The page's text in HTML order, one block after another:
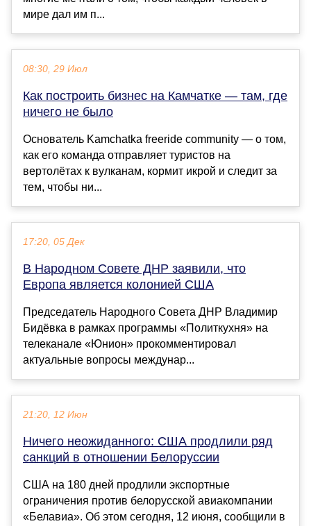
мире дал им п...
08:30, 29 Июл
Как построить бизнес на Камчатке — там, где
ничего не было
Основатель Kamchatka freeride community — о том,
как его команда отправляет туристов на
вертолётах к вулканам, кормит икрой и следит за
тем, чтобы ни...
17:20, 05 Дек
В Народном Совете ДНР заявили, что
Европа является колонией США
Председатель Народного Совета ДНР Владимир
Бидёвка в рамках программы «Политкухня» на
телеканале «Юнион» прокомментировал
актуальные вопросы междунар...
21:20, 12 Июн
Ничего неожиданного: США продлили ряд
санкций в отношении Белоруссии
США на 180 дней продлили экспортные
ограничения против белорусской авиакомпании
«Белавиа». Об этом сегодня, 12 июня, сообщили в